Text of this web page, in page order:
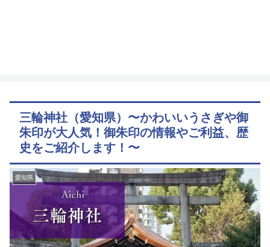
三輪神社（愛知県）〜かわいいうさぎや御
朱印が大人気！御朱印の情報やご利益、歴
史をご紹介します！〜
愛知県